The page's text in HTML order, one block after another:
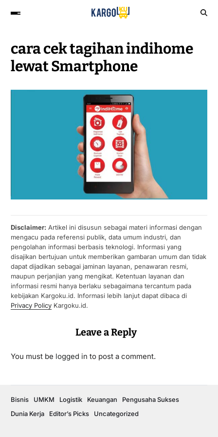
cara cek tagihan indihome
lewat Smartphone
Disclaimer:Artikel ini disusun sebagai materi informasi dengan
mengacu pada referensi publik, data umum industri, dan
pengolahan informasi berbasis teknologi. Informasi yang
disajikan bertujuan untuk memberikan gambaran umum dan tidak
dapat dijadikan sebagai jaminan layanan, penawaran resmi,
maupun perjanjian yang mengikat. Ketentuan layanan dan
informasi resmi hanya berlaku sebagaimana tercantum pada
kebijakan Kargoku.id. Informasi lebih lanjut dapat dibaca di
Privacy PolicyKargoku.id.
Leave a Reply
You must be logged in to post a comment.
Bisnis UMKM Logistik Keuangan
Pengusaha Sukses
Dunia Kerja
Editor’s Picks Uncategorized